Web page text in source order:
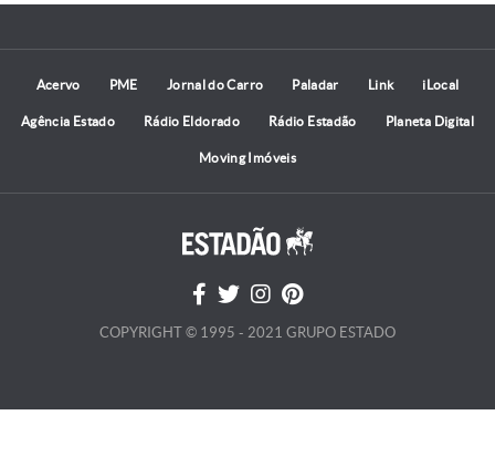
Acervo PME Jornal do Carro Paladar Link iLocal
Agência Estado Rádio Eldorado Rádio Estadão Planeta Digital
Moving Imóveis
COPYRIGHT © 1995 - 2021 GRUPO ESTADO